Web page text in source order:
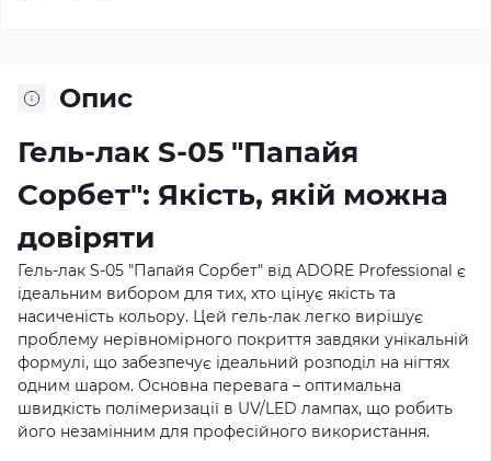
Опис
Гель-лак S-05 "Папайя
Сорбет": Якість, якій можна
довіряти
Гель-лак S-05 "Папайя Сорбет" від ADORE Professional є
ідеальним вибором для тих, хто цінує якість та
насиченість кольору. Цей гель-лак легко вирішує
проблему нерівномірного покриття завдяки унікальній
формулі, що забезпечує ідеальний розподіл на нігтях
одним шаром. Основна перевага – оптимальна
швидкість полімеризації в UV/LED лампах, що робить
його незамінним для професійного використання.